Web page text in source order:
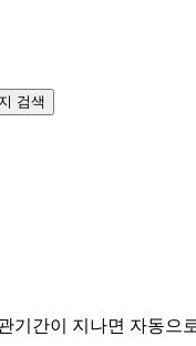
검색
기간이 지나면 자동으